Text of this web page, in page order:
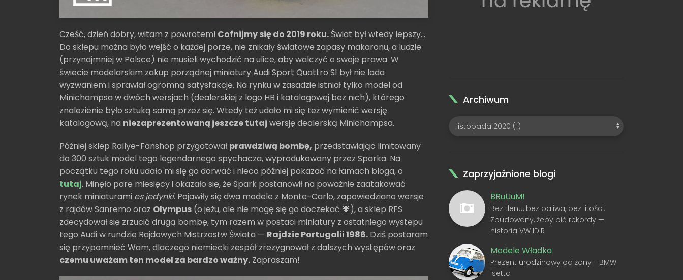
Cześć, dzień dobry, witam z powrotem! Cofnijmy się do 2019 roku. Świat był wtedy lepszy...
Do sklepu można było wejść o każdej porze, nie znikały światowe zapasy makaronu, a ludzie
(przynajmniej w Polsce) nie musieli wychodzić na ulice, aby walczyć o swoje prawa. W
świecie modelarskim zakup porządnej miniatury Audi Sport Quattro S1 był nie lada
wyzwaniem i sprawiał ogromną satysfakcję. Na rynku w zasadzie istniał tylko model od
Minichampsa w dwóch wersjach (dealerskiej z logo HB i katalogowej bez nich), którego
znalezienie było sztuką samą przez się. Wtedy też udało mi się też wymienić wersję
katalogową, na niezaprezentowaną jeszcze tutaj wersję dealerską Minichampsa.
Później sklep Rallye-Fanshop przygotował prawdziwą bombę, przedstawiając limitowany
do 300 sztuk model tego legendarnego spychacza, wyprodukowany przez Sparka. Na
początku tego roku udało mi się go dorwać i nieco później pokazać na łamach bloga, o
tutaj. Minęło parę miesięcy i okazało się, że Spark postanowił na poważnie zaatakować
rynek miniaturami es jedynki. Pojawiły się dwa modele z Monte-Carlo, zapowiedziano wersje
z rajdów Sanremo oraz Olympus (o jeżu, ale nie mogę się go doczekać 💗), a sklep RFS
zdecydował się zrzucić drugą bombę, tym razem w postaci miniatury z ostatniego występu
tego Audi w rundzie Rajdowych Mistrzostw Świata — Rajdzie Portugalii 1986. Dziś postaram
się przypomnieć Wam, dlaczego niemiecki zespół zrezygnował z dalszych występów oraz
czemu uważam ten model za bardzo ważny. Zapraszam!
Archiwum
Zaprzyjaźnione blogi
BRuUuM!
Bez tlenu, bez paliwa, bez litości.
Zbudowany, żeby bić rekordy —
historia VW ID.R
Modele Władka
Prezent urodzinowy od żony - BMW
Isetta